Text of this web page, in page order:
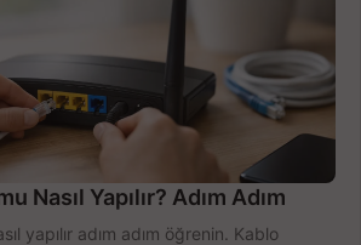
Nasıl Yapılır? Adım Adım
yapılır adım adım öğrenin. Kablo